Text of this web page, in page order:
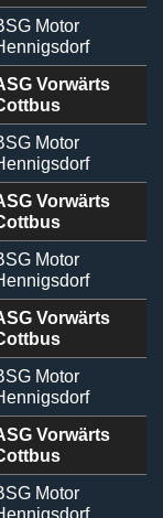
Motor
Vorwärts
Motor
Vorwärts
Motor
Vorwärts
Motor
Vorwärts
Motor